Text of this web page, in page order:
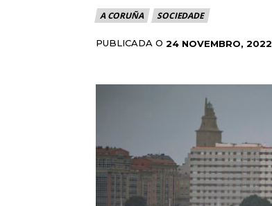
A CORUÑA SOCIEDADE
PUBLICADA O 24 NOVEMBRO, 2022